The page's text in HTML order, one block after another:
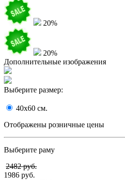
20%
20%
Дополнительные изображения
Выберите размер:
40x60 cм.
Отображены розничные цены
Выберите раму
2482 руб.
1986 руб.